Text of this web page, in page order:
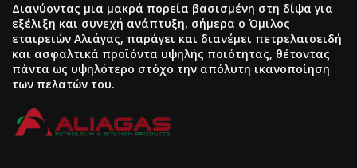
Διανύοντας μια μακρά πορεία βασισμένη στη δίψα για
εξέλιξη και συνεχή ανάπτυξη, σήμερα ο Όμιλος
εταιρειών Αλιάγας, παράγει και διανέμει πετρελαιοειδή
και ασφαλτικά προϊόντα υψηλής ποιότητας, θέτοντας
πάντα ως υψηλότερο στόχο την απόλυτη ικανοποίηση
των πελατών του.